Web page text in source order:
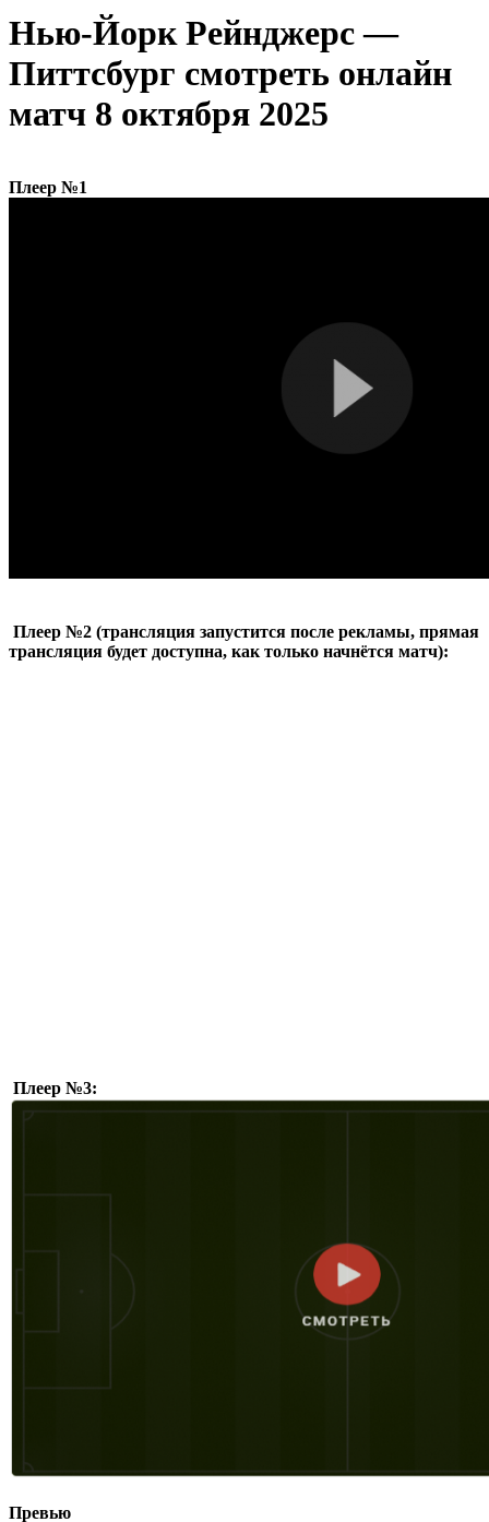
Нью-Йорк Рейнджерс —
Питтсбург cмотреть онлайн
матч 8 октября 2025
Плеер №1
Плеер №2 (трансляция запустится после рекламы, прямая
трансляция будет доступна, как только начнётся матч):
Плеер №3:
Превью